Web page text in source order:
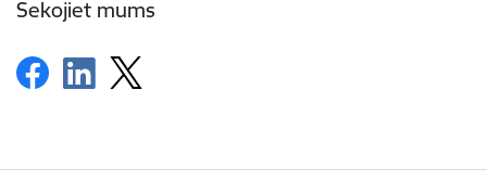
Sekojiet mums